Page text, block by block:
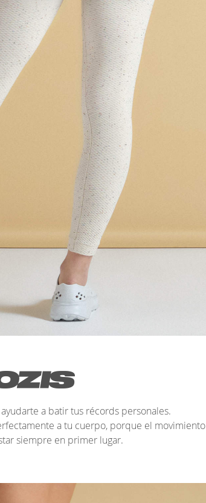
a batir tus récords personales.
a tu cuerpo, porque el movimiento
siempre en primer lugar.